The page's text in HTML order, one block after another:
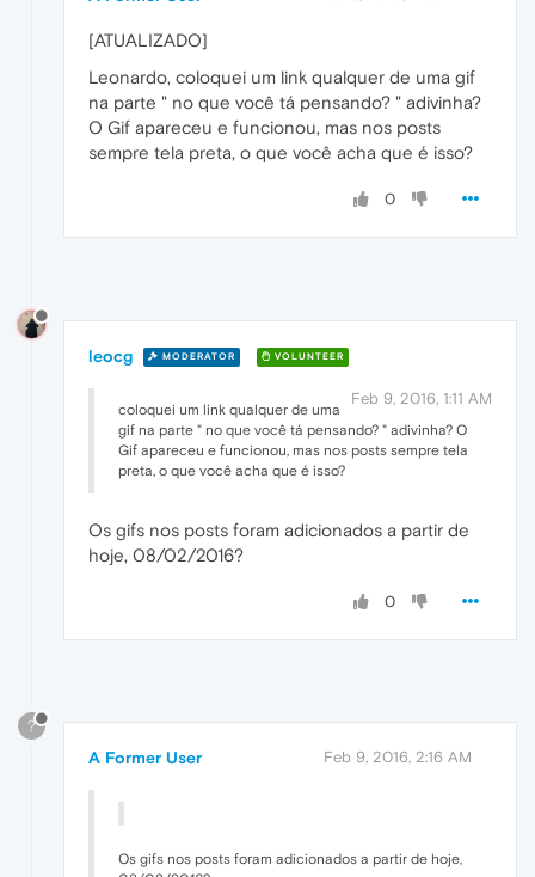
[ATUALIZADO]
Leonardo, coloquei um link qualquer de uma gif
na parte " no que você tá pensando? " adivinha?
O Gif apareceu e funcionou, mas nos posts
sempre tela preta, o que você acha que é isso?
0
leocg MODERATOR VOLUNTEER
Feb 9, 2016, 1:11 AM
coloquei um link qualquer de uma
gif na parte " no que você tá pensando? " adivinha? O
Gif apareceu e funcionou, mas nos posts sempre tela
preta, o que você acha que é isso?
Os gifs nos posts foram adicionados a partir de
hoje, 08/02/2016?
0
?
A Former User Feb 9, 2016, 2:16 AM
Os gifs nos posts foram adicionados a partir de hoje,